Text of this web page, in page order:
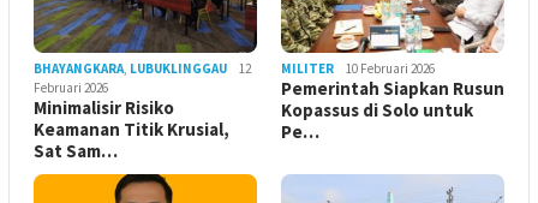
BHAYANGKARA, LUBUKLINGGAU
12
Februari 2026
Minimalisir Risiko
Keamanan Titik Krusial,
Sat Sam…
MILITER 10 Februari 2026
Pemerintah Siapkan Rusun
Kopassus di Solo untuk
Pe…